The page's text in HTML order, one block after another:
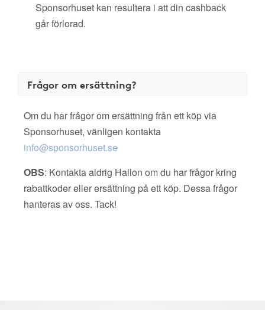
Sponsorhuset kan resultera i att din cashback
går förlorad.
Frågor om ersättning?
Om du har frågor om ersättning från ett köp via
Sponsorhuset, vänligen kontakta
info@sponsorhuset.se
OBS: Kontakta aldrig Hallon om du har frågor kring
rabattkoder eller ersättning på ett köp. Dessa frågor
hanteras av oss. Tack!